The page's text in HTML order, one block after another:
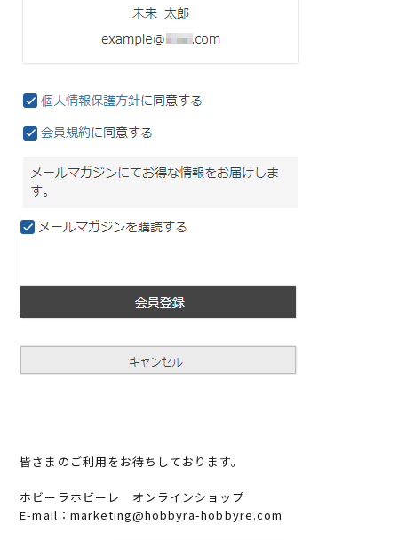
皆さまのご利用をお待ちしております。
ホビーラホビーレ オンラインショップ
E-mail：marketing@hobbyra-hobbyre.com